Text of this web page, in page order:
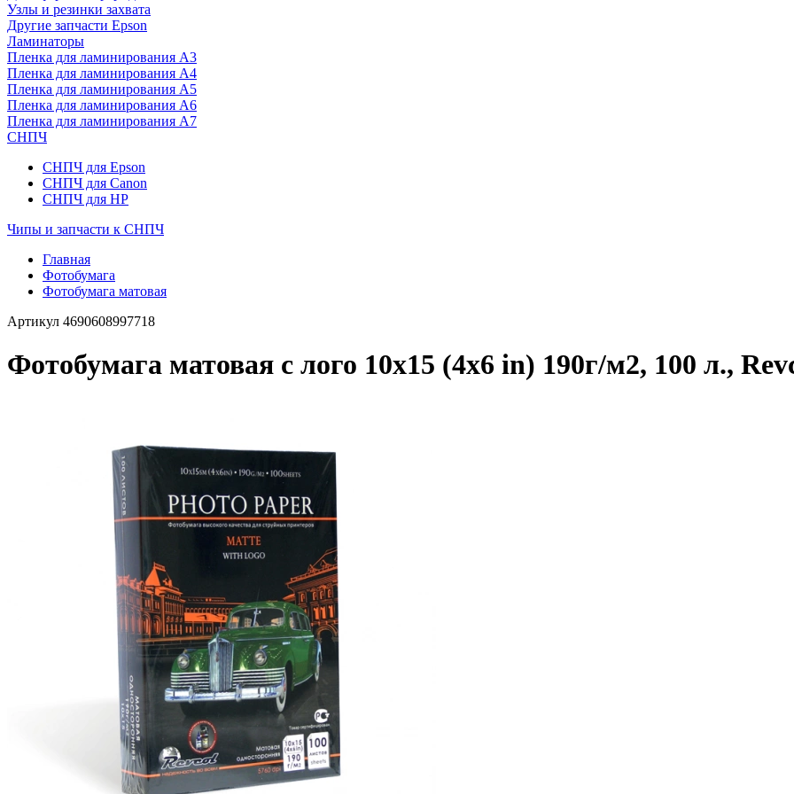
Узлы и резинки захвата
Другие запчасти Epson
Ламинаторы
Пленка для ламинирования А3
Пленка для ламинирования А4
Пленка для ламинирования А5
Пленка для ламинирования А6
Пленка для ламинирования А7
СНПЧ
СНПЧ для Epson
СНПЧ для Canon
СНПЧ для HP
Чипы и запчасти к СНПЧ
Главная
Фотобумага
Фотобумага матовая
Артикул 4690608997718
Фотобумага матовая с лого 10х15 (4х6 in) 190г/м2, 100 л.,